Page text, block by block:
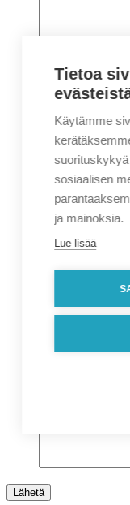
Nimi*
Sähköposti*
Puhelin*
Osoitetiedot
Tietoa
Käytämme
sosiaalisen
ja mainoksia.
Lue lisää